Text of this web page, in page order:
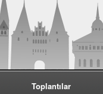
Toplantılar